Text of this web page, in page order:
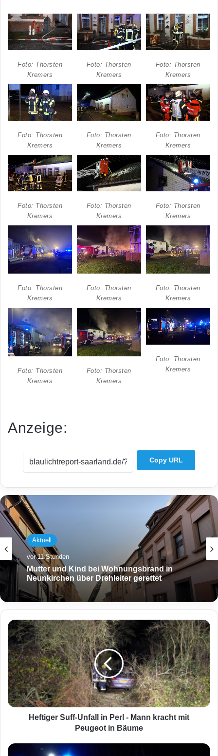
Foto: Thorsten
Kremers
Foto: Thorsten
Kremers
Foto: Thorsten
Kremers
Foto: Thorsten
Kremers
Foto: Thorsten
Kremers
Foto: Thorsten
Kremers
Foto: Thorsten
Kremers
Foto: Thorsten
Kremers
Foto: Thorsten
Kremers
Foto: Thorsten
Kremers
Foto: Thorsten
Kremers
Foto: Thorsten
Kremers
Foto: Thorsten
Kremers
Foto: Thorsten
Kremers
Foto: Thorsten
Kremers
Anzeige:
Copy URL
Aktuell
vor 11 Stunden
Neunkirchen über Drehleiter gerettet
Aktuell
vor 11 Stunden
Aufwendige Rettung im Steilhang:
Mountainbiker auf PUR-Trail schwer gestürzt
H
e
f
t
i
g
e
r
S
-
Heftiger Suff-Unfall in Perl - Mann kracht mit
Peugeot in Bäume
Z